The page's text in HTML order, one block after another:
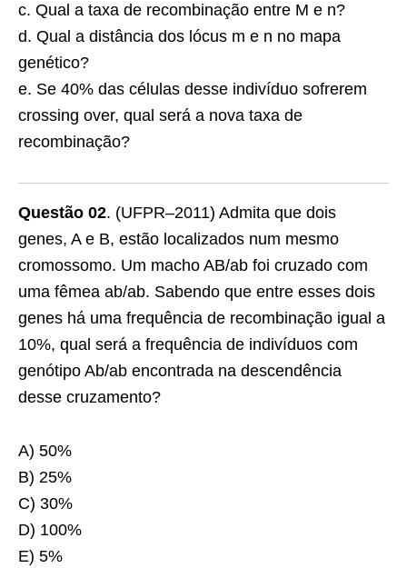
c. Qual a taxa de recombinação entre M e n?
d. Qual a distância dos lócus m e n no mapa
genético?
e. Se 40% das células desse indivíduo so­frerem
crossing over, qual será a nova taxa de
recombinação?
Questão 02. (UFPR–2011) Admita que dois
genes, A e B, estão localizados num mesmo
cromossomo. Um macho AB/ab foi cruzado com
uma fêmea ab/ab. Sabendo que entre esses dois
genes há uma frequência de recombinação igual a
10%, qual será a frequência de indivíduos com
genótipo Ab/ab encontrada na descendência
desse cruzamento?
A) 50%
B) 25%
C) 30%
D) 100%
E) 5%